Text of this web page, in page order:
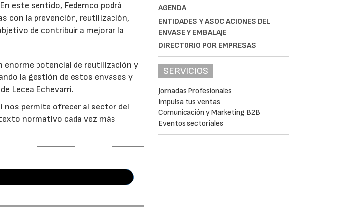
este sentido, Fedemco podrá
con la prevención, reutilización,
de contribuir a mejorar la
enorme potencial de reutilización y
la gestión de estos envases y
Lecea Echevarri.
nos permite ofrecer al sector del
normativo cada vez más
AGENDA
ENTIDADES Y ASOCIACIONES DEL
ENVASE Y EMBALAJE
DIRECTORIO POR EMPRESAS
SERVICIOS
Jornadas Profesionales
Impulsa tus ventas
Comunicación y Marketing B2B
Eventos sectoriales